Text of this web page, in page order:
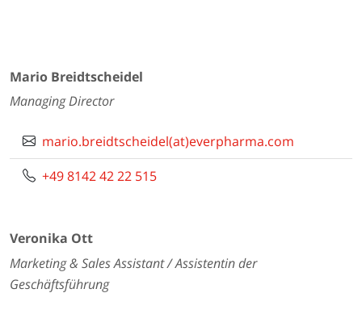
Mario Breidtscheidel
Managing Director
mario.breidtscheidel(at)everpharma.com
+49 8142 42 22 515
Veronika Ott
Marketing & Sales Assistant / Assistentin der
Geschäftsführung